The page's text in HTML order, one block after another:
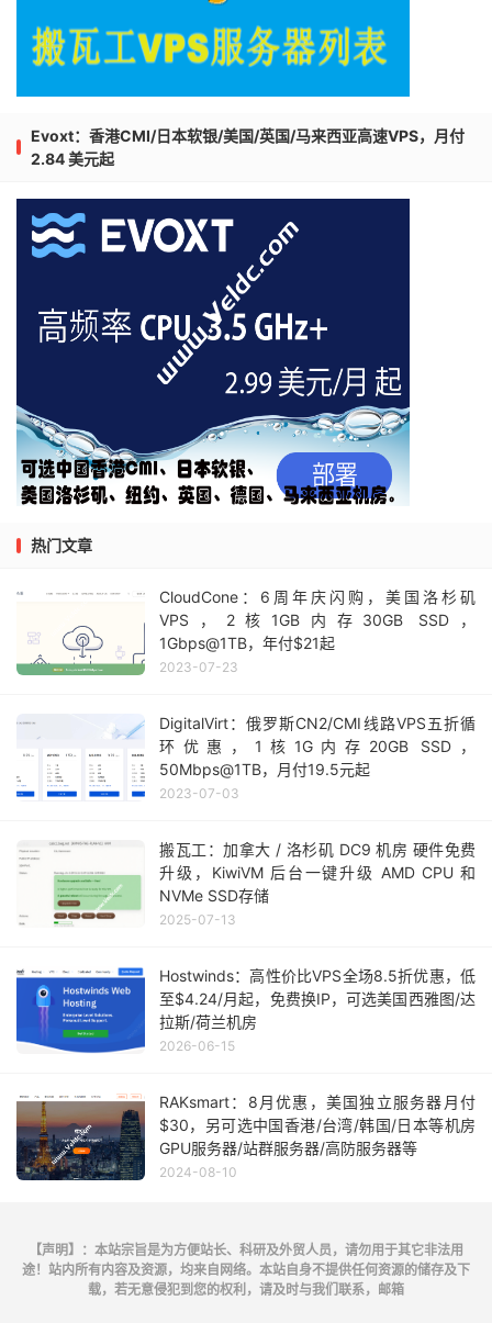
Evoxt：香港CMI/日本软银/美国/英国/马来西亚高速VPS，月付
2.84 美元起
热门文章
CloudCone：6周年庆闪购，美国洛杉矶
VPS，2核1GB内存30GB SSD，
1Gbps@1TB，年付$21起
2023-07-23
DigitalVirt：俄罗斯CN2/CMI线路VPS五折循
环优惠，1核1G内存20GB SSD，
50Mbps@1TB，月付19.5元起
2023-07-03
搬瓦工：加拿大 / 洛杉矶 DC9 机房 硬件免费
升级，KiwiVM 后台一键升级 AMD CPU 和
NVMe SSD存储
2025-07-13
Hostwinds：高性价比VPS全场8.5折优惠，低
至$4.24/月起，免费换IP，可选美国西雅图/达
拉斯/荷兰机房
2026-06-15
RAKsmart：8月优惠，美国独立服务器月付
$30，另可选中国香港/台湾/韩国/日本等机房
GPU服务器/站群服务器/高防服务器等
2024-08-10
【声明】：本站宗旨是为方便站长、科研及外贸人员，请勿用于其它非法用
途！站内所有内容及资源，均来自网络。本站自身不提供任何资源的储存及下
载，若无意侵犯到您的权利，请及时与我们联系，邮箱